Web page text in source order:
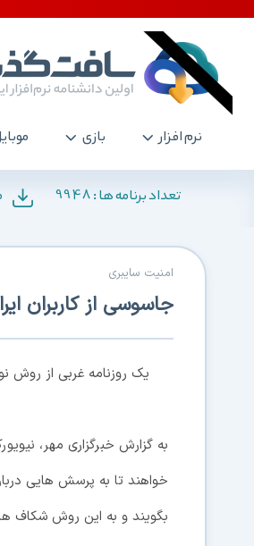
نرم افزار بازی
تعداد برنامه ها :9948
امنیت سایبری
جاسوسی از کاربران
یک روزنامه غربی از روش
به گزارش خبرگزاری مهر،
خواهند تا به پرسش هایی
بگویند و به این روش شکاف